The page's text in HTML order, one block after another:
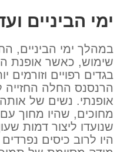
ימי הביניים
במהלך ימי הביניים,
שימוש, כאשר אופנת
בגדים רפויים וזורמים
הרנסנס החלה החזייה
אופנתי. נשים של
מחוכים, שהיו מחוך
שנועדו ליצור דמות
היו לרוב כיסים